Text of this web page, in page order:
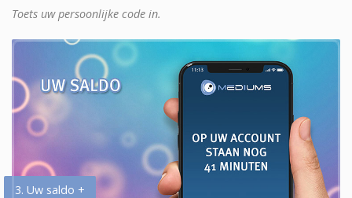
Toets uw persoonlijke code in.
3. Uw saldo +